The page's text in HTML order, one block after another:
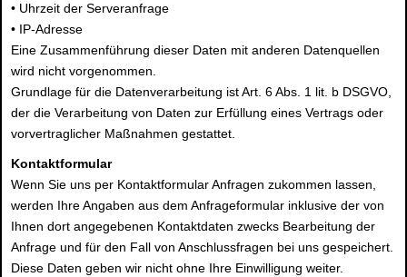
• Uhrzeit der Serveranfrage
• IP-Adresse
Eine Zusammenführung dieser Daten mit anderen Datenquellen
wird nicht vorgenommen.
Grundlage für die Datenverarbeitung ist Art. 6 Abs. 1 lit. b DSGVO,
der die Verarbeitung von Daten zur Erfüllung eines Vertrags oder
vorvertraglicher Maßnahmen gestattet.
Kontaktformular
Wenn Sie uns per Kontaktformular Anfragen zukommen lassen,
werden Ihre Angaben aus dem Anfrageformular inklusive der von
Ihnen dort angegebenen Kontaktdaten zwecks Bearbeitung der
Anfrage und für den Fall von Anschlussfragen bei uns gespeichert.
Diese Daten geben wir nicht ohne Ihre Einwilligung weiter.